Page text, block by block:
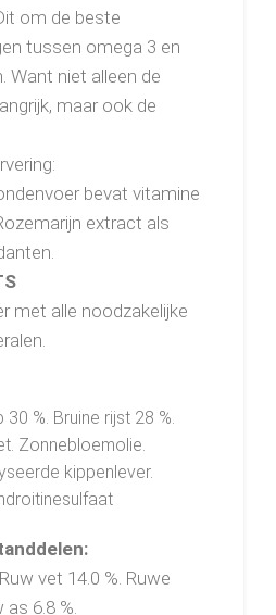
om de beste
tussen omega 3 en
Want niet alleen de
maar ook de
bevat vitamine
extract als
met alle noodzakelijke
%. Bruine rijst 28 %.
Zonnebloemolie.
kippenlever.
vet 14.0 %. Ruwe
as 6.8 %.